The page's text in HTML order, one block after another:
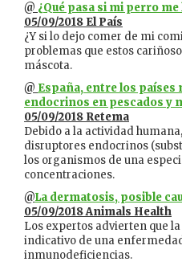
@ ¿Qué pasa si mi perro me
05/09/2018 El País
¿Y si lo dejo comer de mi
problemas que estos
máscota.
@ España, entre los
endocrinos en pescados y
05/09/2018 Retema
Debido a la actividad
disruptores endocrinos
los organismos de una
concentraciones.
@La dermatosis, posible
05/09/2018 Animals Health
Los expertos advierten que
indicativo de una
inmunodeficiencias.